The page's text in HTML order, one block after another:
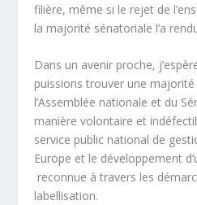
filière, même si le rejet de
la majorité sénatoriale l’a
Dans un avenir proche,
puissions trouver une majorité
l’Assemblée nationale et du
manière volontaire et
service public national de
Europe et le développement
reconnue à travers les
labellisation.